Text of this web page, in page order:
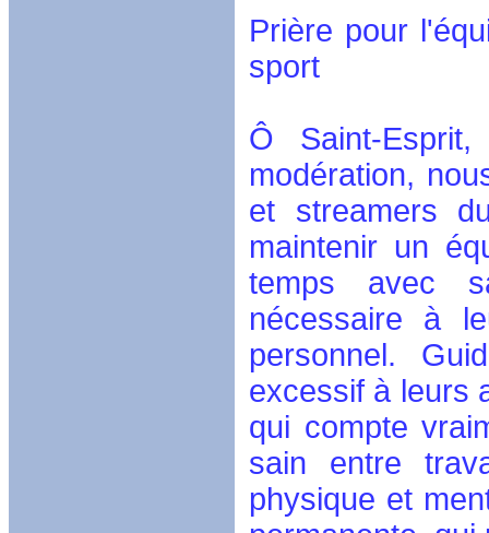
Prière pour
sport
Ô Saint-
modération,
et streamers
maintenir un
temps avec
nécessaire à
personnel.
excessif à leurs
qui compte
sain entre
physique et